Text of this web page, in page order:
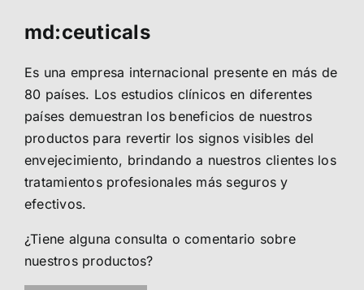
md:ceuticals
Es una empresa internacional presente en más de
80 países. Los estudios clínicos en diferentes
países demuestran los beneficios de nuestros
productos para revertir los signos visibles del
envejecimiento, brindando a nuestros clientes los
tratamientos profesionales más seguros y
efectivos.
¿Tiene alguna consulta o comentario sobre
nuestros productos?